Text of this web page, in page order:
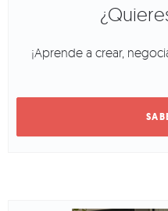
¡Aprende a crear,